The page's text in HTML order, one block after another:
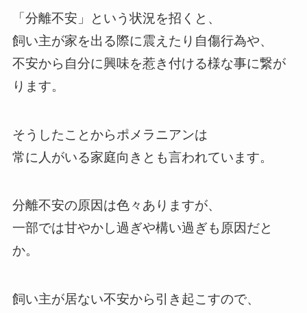
「分離不安」という状況を招くと、
飼い主が家を出る際に震えたり自傷行為や、
不安から自分に興味を惹き付ける様な事に繋が
ります。
そうしたことからポメラニアンは
常に人がいる家庭向きとも言われています。
分離不安の原因は色々ありますが、
一部では甘やかし過ぎや構い過ぎも原因だと
か。
飼い主が居ない不安から引き起こすので、